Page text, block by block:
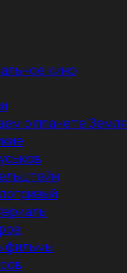
кино
о планете Земля
фильмы